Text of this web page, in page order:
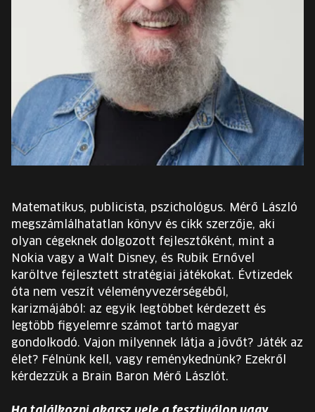
EURÓPA JÖVŐFESZTIVÁLJA
INGYENES DIÁK- ÉS TANÁRREGISZTRÁCIÓ
JEGYEK
KOSÁR
EN
Change
language:
EN
Matematikus, publicista, pszichológus. Mérő László
megszámlálhatatlan könyv és cikk szerzője, aki
olyan cégeknek dolgozott fejlesztőként, mint a
Nokia vagy a Walt Disney, és Rubik Ernővel
karöltve fejlesztett stratégiai játékokat. Évtizedek
óta nem veszít véleményvezérségéből,
karizmájából: az egyik legtöbbet kérdezett és
legtöbb figyelemre számot tartó magyar
gondolkodó. Vajon milyennek látja a jövőt? Játék az
élet? Félnünk kell, vagy reménykednünk? Ezekről
kérdezzük a Brain Baron Mérő Lászlót.